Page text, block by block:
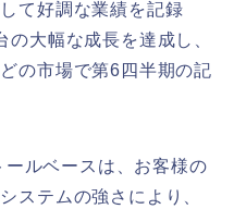
て好調な業績を記録
大幅な成長を達成し、
の市場で第6四半期の記
ルベースは、お客様の
ステムの強さにより、